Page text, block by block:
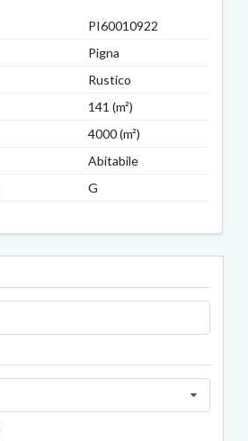
PI60010922
Pigna
Rustico
141 (m²)
4000 (m²)
Abitabile
G